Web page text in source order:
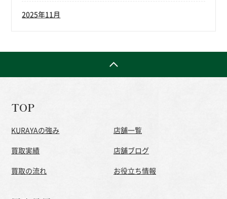
2025年11月
TOP
KURAYAの強み
買取実績
買取の流れ
店舗一覧
店舗ブログ
お役立ち情報